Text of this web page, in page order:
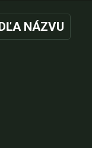
NÁZVU